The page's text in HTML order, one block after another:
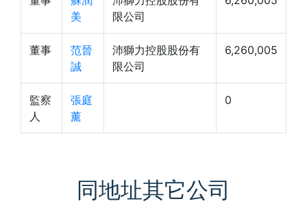
美
限公司
董事
范晉
誠
沛獅力控股股份有
限公司
6,260,005
監察
人
張庭
薰
0
同地址其它公司